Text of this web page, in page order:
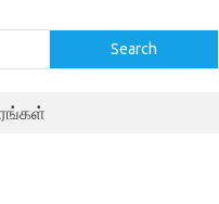
Search